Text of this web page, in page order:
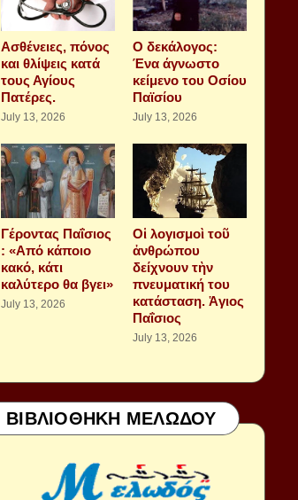
Aσθένειες, πόνος
και θλίψεις κατά
τους Αγίους
Πατέρες.
July 13, 2026
Ο δεκάλογος:
Ένα άγνωστο
κείμενο του Οσίου
Παϊσίου
July 13, 2026
Γέροντας Παΐσιος
: «Από κάποιο
κακό, κάτι
καλύτερο θα βγει»
July 13, 2026
Οἱ λογισμοὶ τοῦ
ἀνθρώπου
δείχνουν τὴν
πνευματική του
κατάσταση. Ἁγιος
Παΐσιος
July 13, 2026
ΒΙΒΛΙΟΘΗΚΗ ΜΕΛΩΔΟΥ